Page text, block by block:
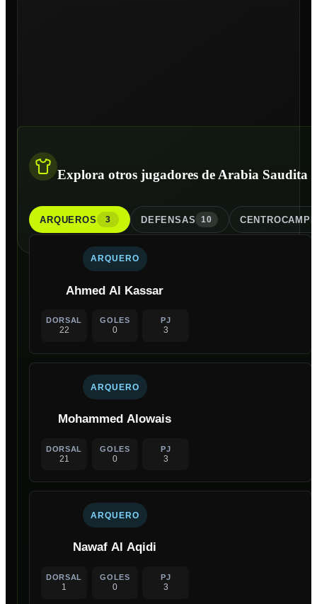
Explora otros jugadores de Arabia Saudita
ARQUEROS 3 DEFENSAS 10
ARQUERO
Ahmed Al Kassar
DORSAL
22
GOLES
0
PJ
3
ARQUERO
Mohammed Alowais
DORSAL
21
GOLES
0
PJ
3
ARQUERO
Nawaf Al Aqidi
DORSAL
1
GOLES
0
PJ
3